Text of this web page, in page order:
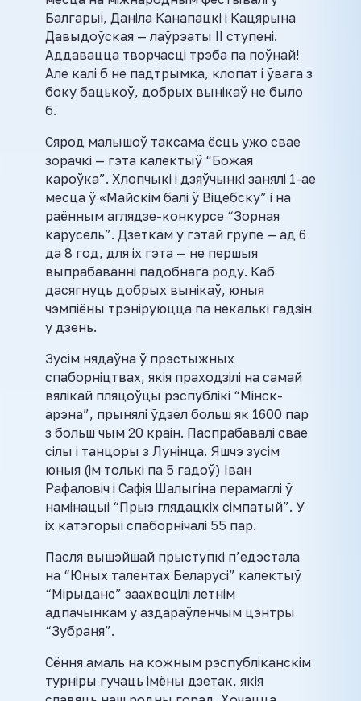
Балгарыі, Даніла Канапацкі і Кацярына
Давыдоўская — лаўрэаты II ступені.
Аддавацца творчасці трэба па поўнай!
Але калі б не падтрымка, клопат і ўвага з
боку бацькоў, добрых вынікаў не было
б.
Сярод малышоў таксама ёсць ужо свае
зорачкі — гэта калектыў “Божая
кароўка”. Хлопчыкі і дзяўчынкі занялі 1-ае
месца ў «Майскім балі ў Віцебску” і на
раённым аглядзе-конкурсе “Зорная
карусель”. Дзеткам у гэтай групе — ад 6
да 8 год, для іх гэта — не першыя
выпрабаванні падобнага роду. Каб
дасягнуць добрых вынікаў, юныя
чэмпіёны трэніруюцца па некалькі гадзін
у дзень.
Зусім нядаўна ў прэстыжных
спаборніцтвах, якія праходзілі на самай
вялікай пляцоўцы рэспублікі “Мінск-
арэна”, прынялі ўдзел больш як 1600 пар
з больш чым 20 краін. Паспрабавалі свае
сілы і танцоры з Лунінца. Яшчэ зусім
юныя (ім толькі па 5 гадоў) Іван
Рафаловіч і Сафія Шалыгіна перамаглі ў
намінацыі “Прыз глядацкіх сімпатый”. У
іх катэгорыі спаборнічалі 55 пар.
Пасля вышэйшай прыступкі п’едэстала
на “Юных талентах Беларусі” калектыў
“Мірыданс” заахвоцілі летнім
адпачынкам у аздараўленчым цэнтры
“Зубраня”.
Сёння амаль на кожным рэспубліканскім
турніры гучаць імёны дзетак, якія